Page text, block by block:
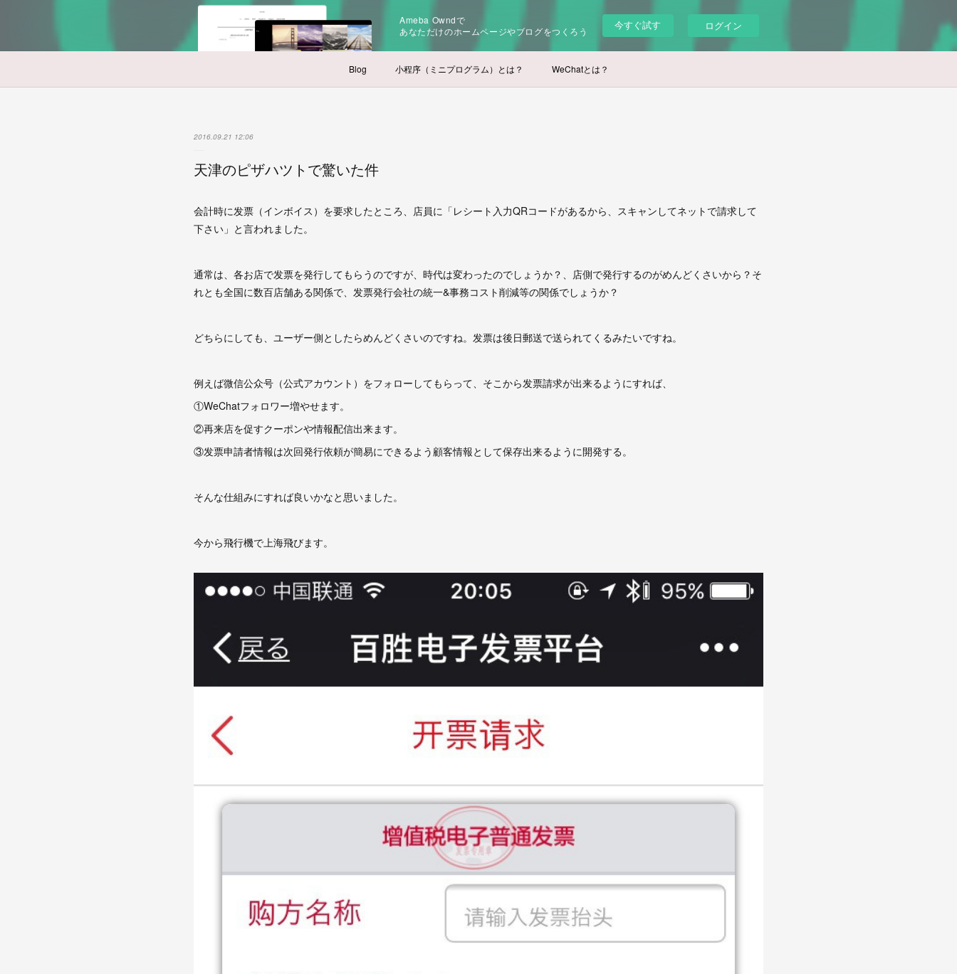
Ameba Owndで
あなただけのホームページやブログをつくろう
今すぐ試す ログイン
Blog 小程序（ミニプログラム）とは？ WeChatとは？
2016.09.21 12:06
天津のピザハツトで驚いた件
会計時に发票（インボイス）を要求したところ、店員に「レシート入力QRコードがあるから、スキャンしてネットで請求して
下さい」と言われました。
通常は、各お店で发票を発行してもらうのですが、時代は変わったのでしょうか？、店側で発行するのがめんどくさいから？そ
れとも全国に数百店舗ある関係で、发票発行会社の統一&事務コスト削減等の関係でしょうか？
どちらにしても、ユーザー側としたらめんどくさいのですね。发票は後日郵送で送られてくるみたいですね。
例えば微信公众号（公式アカウント）をフォローしてもらって、そこから发票請求が出来るようにすれば、
①WeChatフォロワー増やせます。
②再来店を促すクーポンや情報配信出来ます。
③发票申請者情報は次回発行依頼が簡易にできるよう顧客情報として保存出来るように開発する。
そんな仕組みにすれば良いかなと思いました。
今から飛行機で上海飛びます。